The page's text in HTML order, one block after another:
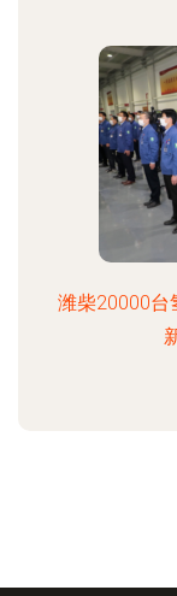
潍柴20000台